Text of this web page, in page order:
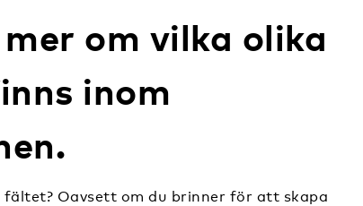
om vilka olika
inom
Oavsett om du brinner för att skapa